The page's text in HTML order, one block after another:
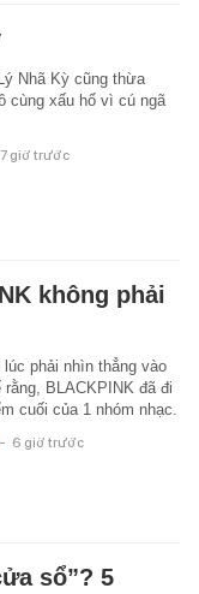
Nhã Kỳ cũng thừa
cùng xấu hổ vì cú ngã
7 giờ trước
không phải
phải nhìn thẳng vào
BLACKPINK đã đi
cuối của 1 nhóm nhạc.
- 6 giờ trước
sổ”? 5